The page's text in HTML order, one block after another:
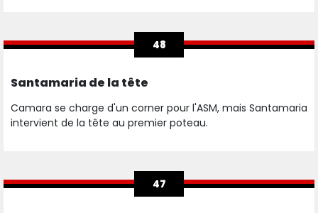
48
Santamaria de la tête
Camara se charge d'un corner pour l'ASM, mais Santamaria
intervient de la tête au premier poteau.
47